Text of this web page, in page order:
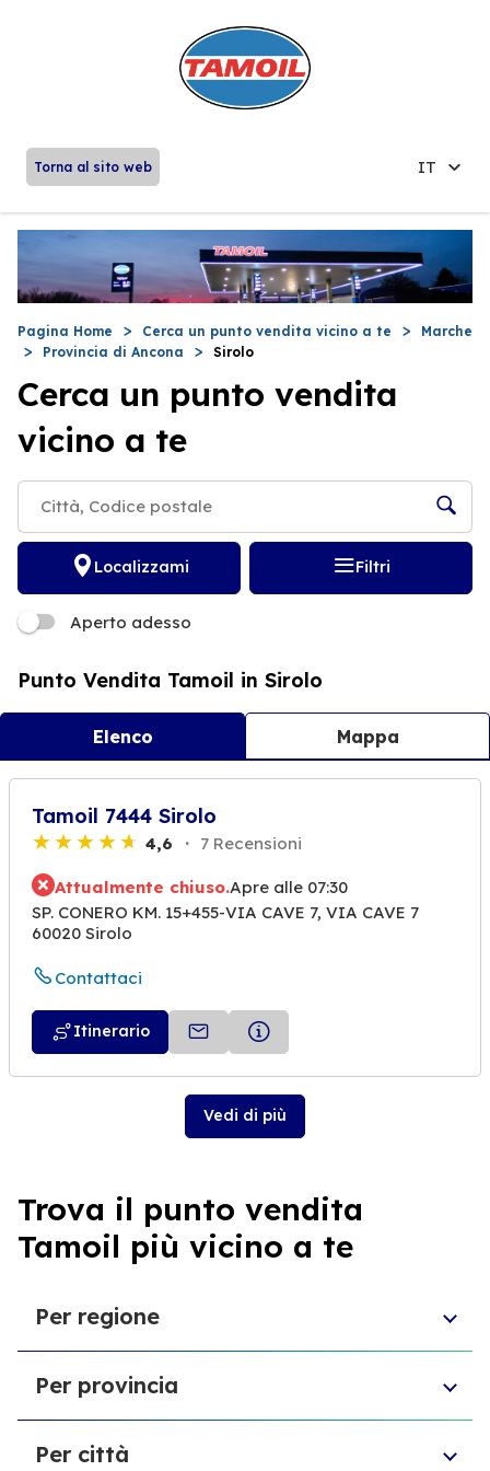
Torna al sito web IT
Pagina Home Cerca un punto vendita vicino a te
Marche
Provincia di Ancona
Sirolo
Cerca un punto vendita
vicino a te
Localizzami Filtri
Aperto adesso
Punto Vendita Tamoil in Sirolo
Elenco Mappa
Tamoil 7444 Sirolo
4,6 7 Recensioni
Attualmente chiuso.Apre alle 07:30
SP. CONERO KM. 15+455-VIA CAVE 7, VIA CAVE 7
60020 Sirolo
Contattaci
Itinerario
Vedi di più
Trova il punto vendita
Tamoil più vicino a te
Per regione
Veneto
Abruzzo
Friuli-Venezia Giulia
Per provincia
Libero consorzio comunale di Ragusa
Per città